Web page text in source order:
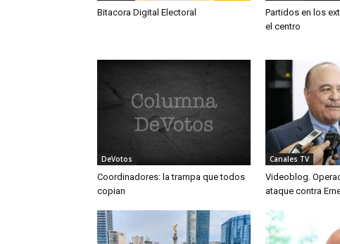
Bitacora Digital Electoral
Partidos en los
el centro
DeVotos
Coordinadores: la trampa que todos
copian
Canales TV
Videoblog.
ataque contra